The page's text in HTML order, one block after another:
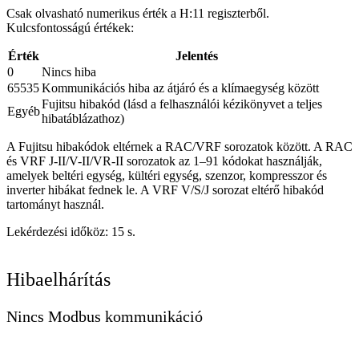
Csak olvasható numerikus érték a H:11 regiszterből.
Kulcsfontosságú értékek:
Érték
Jelentés
0
Nincs hiba
65535Kommunikációs hiba az átjáró és a klímaegység között
Egyéb
Fujitsu hibakód (lásd a felhasználói kézikönyvet a teljes
hibatáblázathoz)
A Fujitsu hibakódok eltérnek a RAC/VRF sorozatok között. A RAC
és VRF J-II/V-II/VR-II sorozatok az 1–91 kódokat használják,
amelyek beltéri egység, kültéri egység, szenzor, kompresszor és
inverter hibákat fednek le. A VRF V/S/J sorozat eltérő hibakód
tartományt használ.
Lekérdezési időköz: 15 s.
Hibaelhárítás
Nincs Modbus kommunikáció